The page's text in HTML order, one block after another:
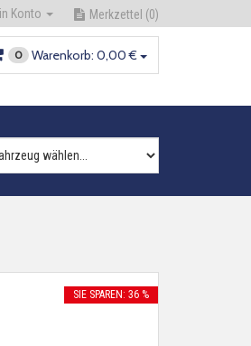
Konto Merkzettel (0)
0 Warenkorb: 0,00 €
SIE SPAREN: 36 %